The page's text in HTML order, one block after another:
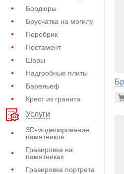
Бордюры
Брусчатка на могилу
Поребрик
Постамент
Шары
Надгробные плиты
Барельеф
Крест из гранита
Услуги
3D-моделирование
памятников
Гравировка на
памятниках
Гравировка портрета